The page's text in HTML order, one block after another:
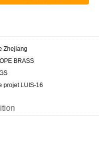
Zhejiang
BRASS
projet LUIS-16